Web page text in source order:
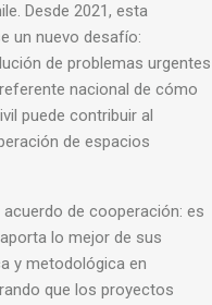
Desde 2021, esta
un nuevo desafío:
de problemas urgentes
nacional de cómo
puede contribuir al
de espacios
de cooperación: es
lo mejor de sus
y metodológica en
que los proyectos